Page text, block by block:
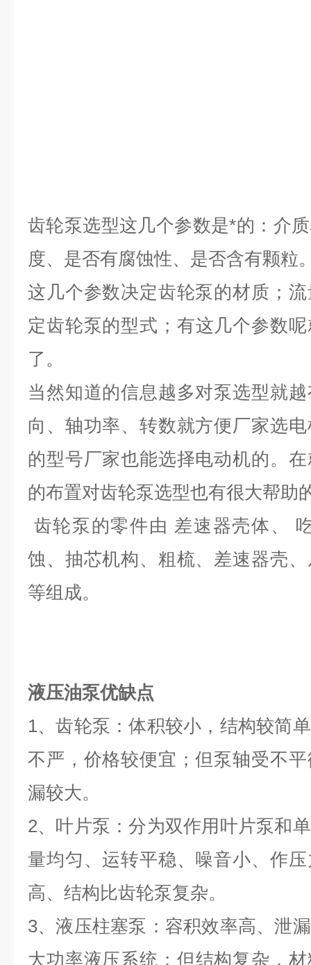
齿轮泵选型这几个参数是*的：介
度、是否有腐蚀性、是否含有颗粒
这几个参数决定齿轮泵的材质；
定齿轮泵的型式；有这几个参数
了。
当然知道的信息越多对泵选型就
向、轴功率、转数就方便厂家选
的型号厂家也能选择电动机的。
的布置对齿轮泵选型也有很大帮助
齿轮泵的零件由 差速器壳体、
蚀、抽芯机构、粗梳、差速器壳
等组成。
液压油泵优缺点
1、齿轮泵：体积较小，结构较简
不严，价格较便宜；但泵轴受不
漏较大。
2、叶片泵：分为双作用叶片泵和
量均匀、运转平稳、噪音小、作
高、结构比齿轮泵复杂。
3、液压柱塞泵：容积效率高、泄
大功率液压系统；但结构复杂，